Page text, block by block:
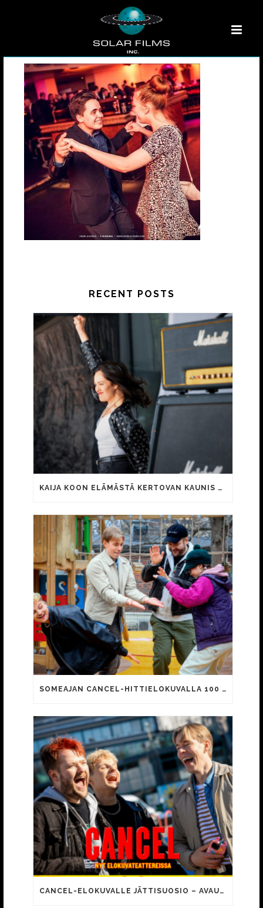
RECENT POSTS
KAIJA KOON ELÄMÄSTÄ KERTOVAN KAUNIS RIETAS ONNELLINEN -ELOKUVAN TRAILER JULKI
SOMEAJAN CANCEL-HITTIELOKUVALLA 100 000 KATSOJAA!
CANCEL-ELOKUVALLE JÄTTISUOSIO – AVAUSPÄIVÄNÄ JO 15 492 KATSOJAA!